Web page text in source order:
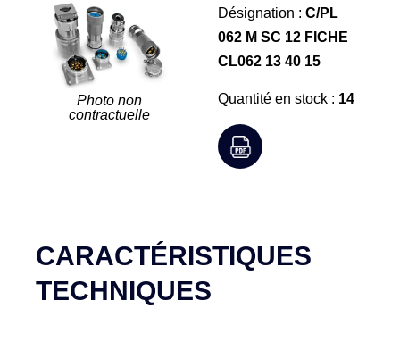
Photo non
contractuelle
Désignation : C/PL
062 M SC 12 FICHE
CL062 13 40 15
Quantité en stock : 14
CARACTÉRISTIQUES
TECHNIQUES